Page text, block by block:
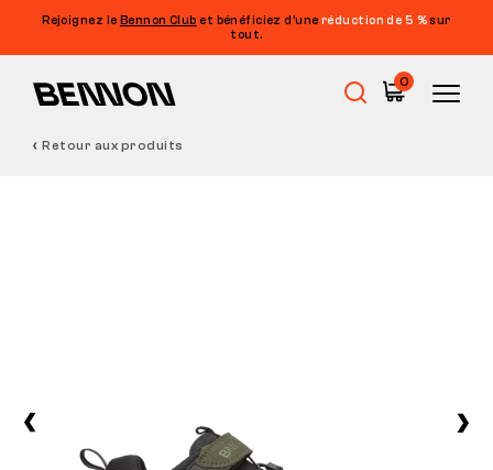
Rejoignez le Bennon Club et bénéficiez d’une réduction de 5 %sur
tout.
0
Retour aux produits